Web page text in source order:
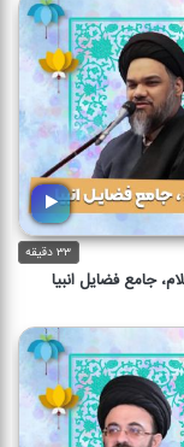
۳۳ دقیقه
جامع فضایل انبیا